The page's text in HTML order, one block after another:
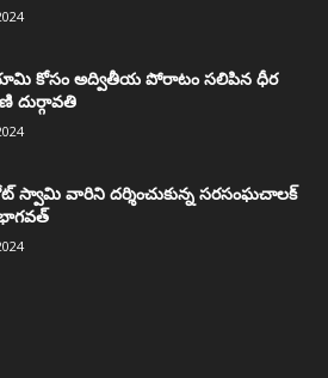
కోసం అద్వితీయ పోరాటం సలిపిన ధీర
దుర్గావతి
స్వామి వారిని దర్శించుకున్న సరసంఘచాలక్